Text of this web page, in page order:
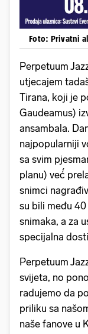
Foto: Privatni
Perpetuum
utjecajem
Tirana, koji je
Gaudeamus)
ansambala.
najpopularniji
sa svim
planu) već́
snimci
su bili među
snimaka, a za
specijalna
Perpetuum
svijeta, no
radujemo da
priliku sa
naše fanove u